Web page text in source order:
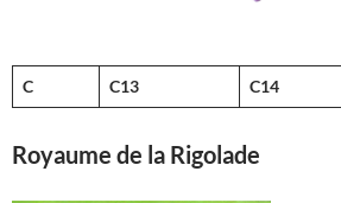
C C13 C14
Royaume de la Rigolade